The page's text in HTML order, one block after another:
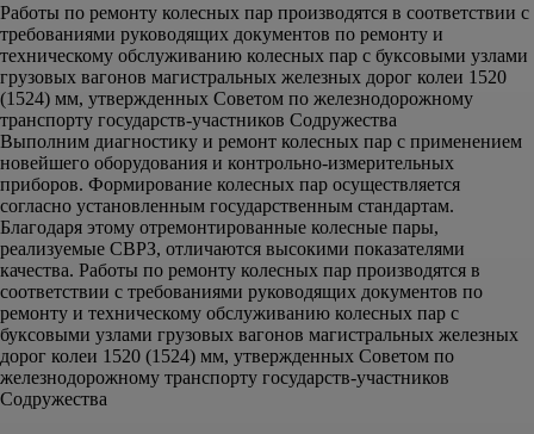
Работы по ремонту колесных пар производятся в соответствии с
требованиями руководящих документов по ремонту и
техническому обслуживанию колесных пар с буксовыми узлами
грузовых вагонов магистральных железных дорог колеи 1520
(1524) мм, утвержденных Советом по железнодорожному
транспорту государств-участников Содружества
Выполним диагностику и ремонт колесных пар с применением
новейшего оборудования и контрольно-измерительных
приборов. Формирование колесных пар осуществляется
согласно установленным государственным стандартам.
Благодаря этому отремонтированные колесные пары,
реализуемые СВРЗ, отличаются высокими показателями
качества. Работы по ремонту колесных пар производятся в
соответствии с требованиями руководящих документов по
ремонту и техническому обслуживанию колесных пар с
буксовыми узлами грузовых вагонов магистральных железных
дорог колеи 1520 (1524) мм, утвержденных Советом по
железнодорожному транспорту государств-участников
Содружества